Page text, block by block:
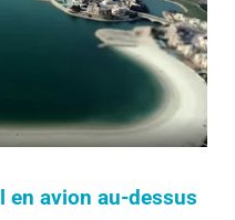
en avion au-dessus